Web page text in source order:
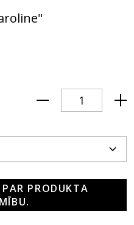
PRODUKTA